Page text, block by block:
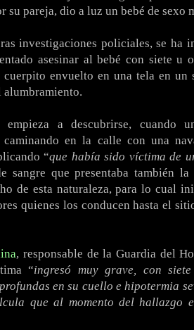
su pareja, dio a luz un bebé de sexo
investigaciones policiales, se ha
asesinar al bebé con siete u
envuelto en una tela en un
empieza a descubrirse, cuando
en la calle con una
“que había sido víctima de
sangre que presentaba también
de esta naturaleza, para lo cual
quienes los conducen hasta el
, responsable de la Guardia del
“ingresó muy grave, con
en su cuello e hipotermia
que al momento del hallazgo